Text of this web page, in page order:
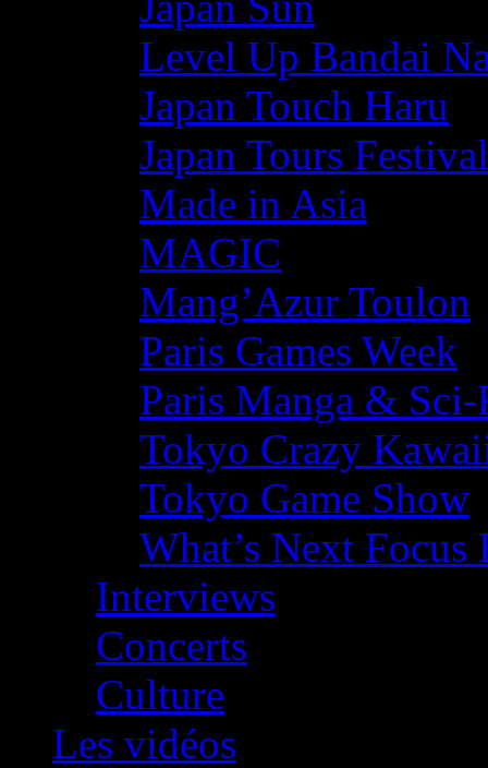
Level Up Bandai
Japan Touch Haru
Japan Tours Festival
Made in Asia
MAGIC
Mang’Azur Toulon
Paris Games Week
Paris Manga &
Tokyo Crazy
Tokyo Game Show
What’s Next
Interviews
Concerts
Culture
Les vidéos